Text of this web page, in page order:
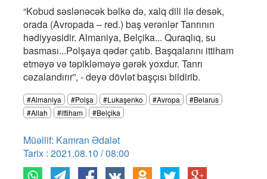
“Kobud səslənəcək bəlkə də, xalq dili ilə desək,
orada (Avropada – red.) baş verənlər Tanrının
hədiyyəsidir. Almaniya, Belçika... Quraqlıq, su
basması...Polşaya qədər çatıb. Başqalarını ittiham
etməyə və təpikləməyə gərək yoxdur. Tanrı
cəzalandırır”, - deyə dövlət başçısı bildirib.
#Almaniya #Polşa #Lukaşenko #Avropa
#Belarus
#Allah
#ittiham #Belçika
Müəllif: Kamran Ədalət
Tarix : 2021.08.10 / 08:00